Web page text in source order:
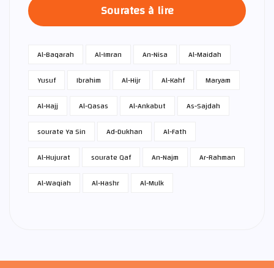
Sourates à lire
Al-Baqarah Al-Imran An-Nisa
Al-Maidah
Yusuf
Ibrahim Al-Hijr Al-Kahf
Maryam
Al-Hajj
Al-Qasas Al-Ankabut
As-Sajdah
sourate Ya Sin
Ad-Dukhan
Al-Fath
Al-Hujurat
sourate Qaf An-Najm
Ar-Rahman
Al-Waqiah
Al-Hashr Al-Mulk